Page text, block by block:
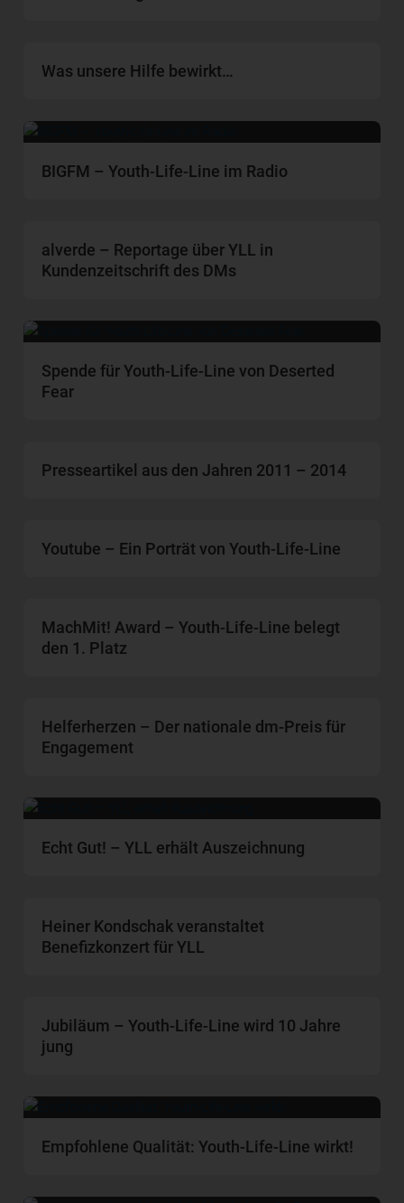
Was unsere Hilfe bewirkt…
BIGFM – Youth-Life-Line im Radio
alverde – Reportage über YLL in
Kundenzeitschrift des DMs
Spende für Youth-Life-Line von Deserted
Fear
Presseartikel aus den Jahren 2011 – 2014
Youtube – Ein Porträt von Youth-Life-Line
MachMit! Award – Youth-Life-Line belegt
den 1. Platz
Helferherzen – Der nationale dm-Preis für
Engagement
Echt Gut! – YLL erhält Auszeichnung
Heiner Kondschak veranstaltet
Benefizkonzert für YLL
Jubiläum – Youth-Life-Line wird 10 Jahre
jung
Empfohlene Qualität: Youth-Life-Line wirkt!